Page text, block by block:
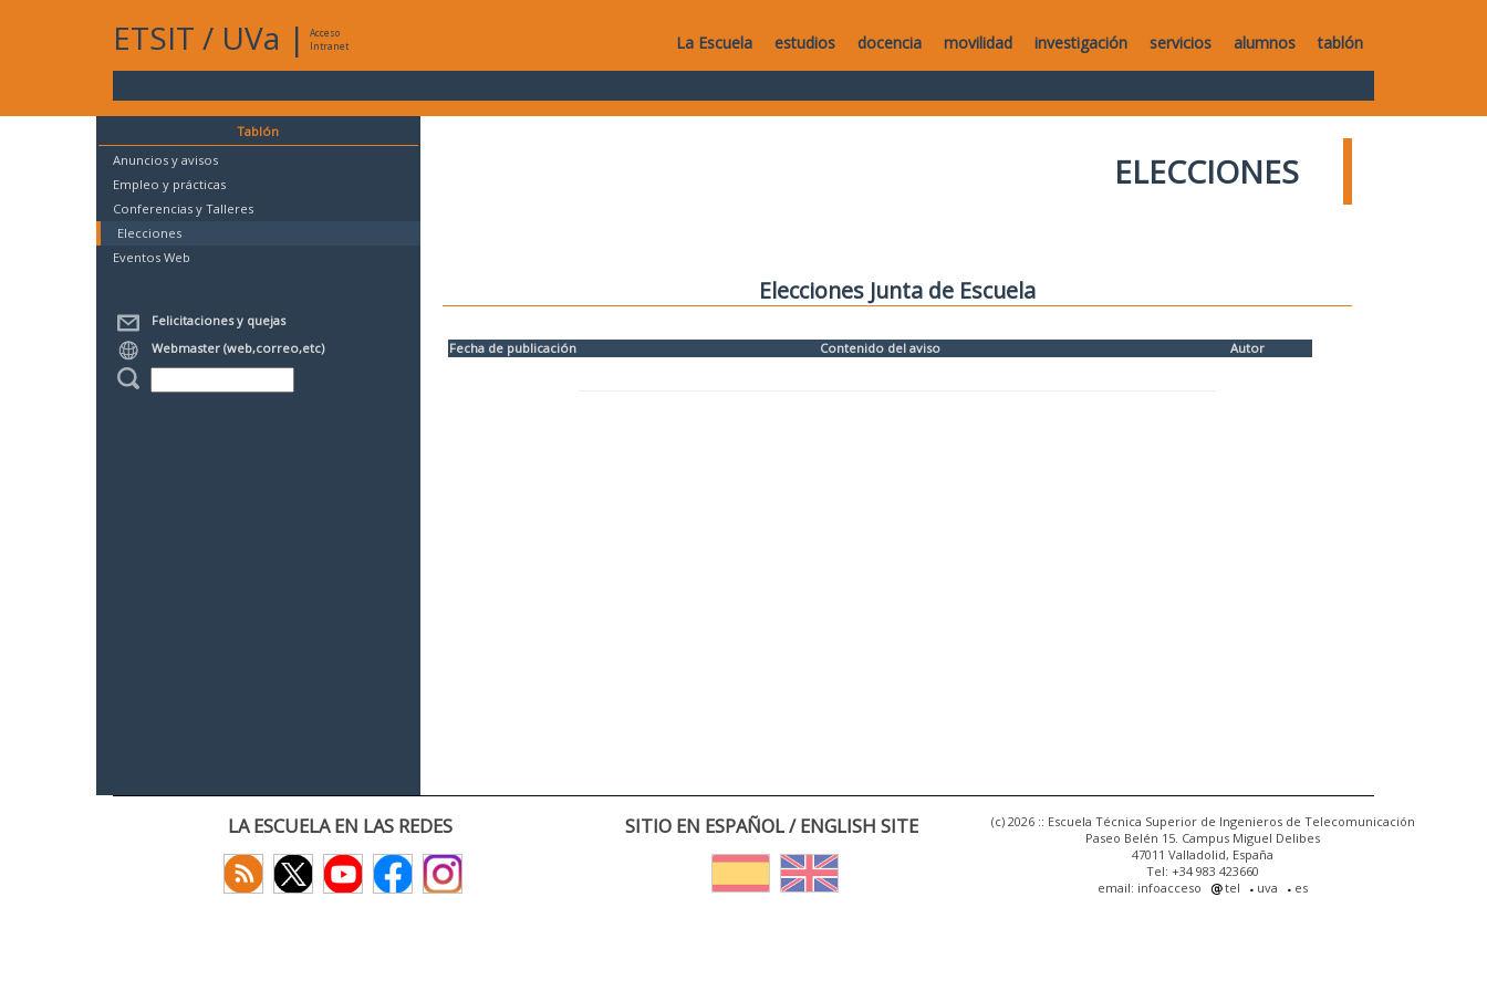
ETSIT / UVa |
Acceso
Intranet
La Escuela estudios docencia movilidad investigación servicios alumnos tablón
Tablón
Anuncios y avisos
Empleo y prácticas
Conferencias y Talleres
Elecciones
Eventos Web
Felicitaciones y quejas
Webmaster (web,correo,etc)
ELECCIONES
Elecciones Junta de Escuela
Fecha de publicación Contenido del aviso Autor
LA ESCUELA EN LAS REDES SITIO EN ESPAÑOL / ENGLISH SITE
(c) 2026 :: Escuela Técnica Superior de Ingenieros de Telecomunicación
Paseo Belén 15. Campus Miguel Delibes
47011 Valladolid, España
Tel: +34 983 423660
email: infoacceso
tel uva es